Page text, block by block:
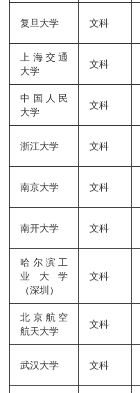
复旦大学 文科
上海交通
大学
文科
中国人民
大学
文科
浙江大学 文科
南京大学 文科
南开大学 文科
哈尔滨工
业大学
（深圳）
文科
北京航空
航天大学
文科
武汉大学 文科